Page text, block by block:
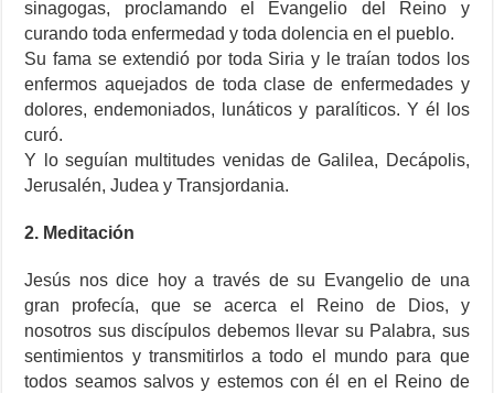
sinagogas, proclamando el Evangelio del Reino y
curando toda enfermedad y toda dolencia en el pueblo.
Su fama se extendió por toda Siria y le traían todos los
enfermos aquejados de toda clase de enfermedades y
dolores, endemoniados, lunáticos y paralíticos. Y él los
curó.
Y lo seguían multitudes venidas de Galilea, Decápolis,
Jerusalén, Judea y Transjordania.
2. Meditación
Jesús nos dice hoy a través de su Evangelio de una
gran profecía, que se acerca el Reino de Dios, y
nosotros sus discípulos debemos llevar su Palabra, sus
sentimientos y transmitirlos a todo el mundo para que
todos seamos salvos y estemos con él en el Reino de